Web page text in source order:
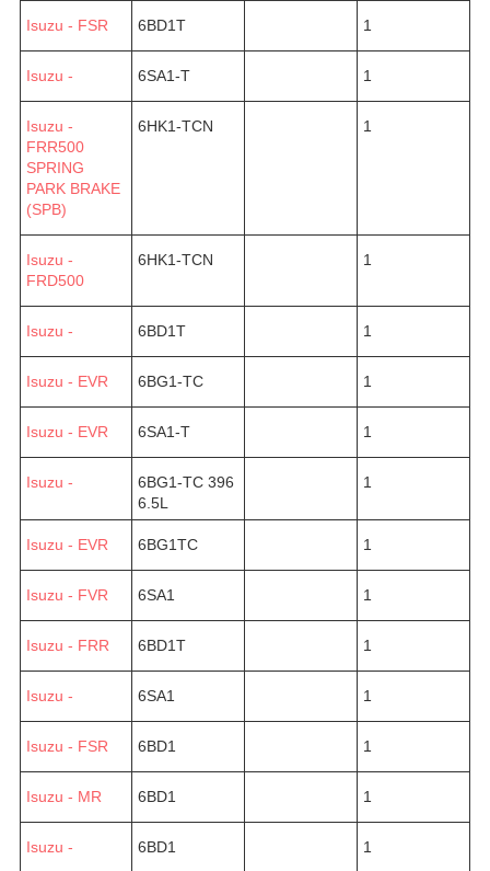
Isuzu - FSR 6BD1T 1
Isuzu - 6SA1-T 1
Isuzu -
FRR500
SPRING
PARK BRAKE
(SPB)
6HK1-TCN 1
Isuzu -
FRD500
6HK1-TCN 1
Isuzu - 6BD1T 1
Isuzu - EVR 6BG1-TC 1
Isuzu - EVR 6SA1-T 1
Isuzu -
6BG1-TC 396
6.5L
1
Isuzu - EVR 6BG1TC 1
Isuzu - FVR 6SA1 1
Isuzu - FRR 6BD1T 1
Isuzu - 6SA1 1
Isuzu - FSR 6BD1 1
Isuzu - MR 6BD1 1
Isuzu - 6BD1 1